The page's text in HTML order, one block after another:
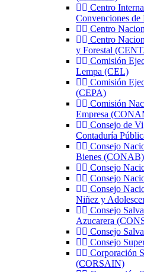
Centro
Convenciones
Centro
Centro
y Forestal
Comisión
Lempa (CEL)
Comisión
(CEPA)
Comisión
Empresa
Consejo de
Contaduría
Consejo
Bienes (CONAB)
Consejo
Consejo
Consejo
Niñez y
Consejo
Azucarera
Consejo
Consejo
Corporación
(CORSAIN)